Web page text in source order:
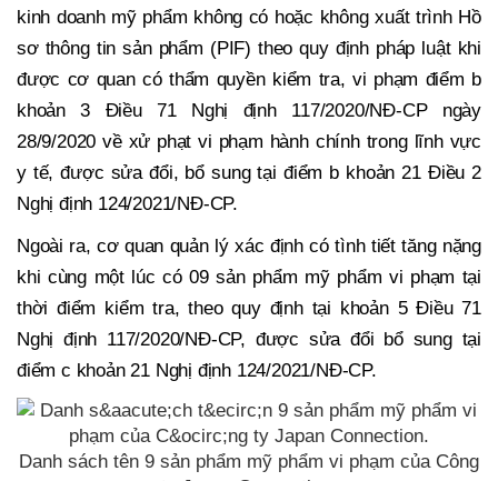
kinh doanh mỹ phẩm không có hoặc không xuất trình Hồ
sơ thông tin sản phẩm (PIF) theo quy định pháp luật khi
được cơ quan có thẩm quyền kiểm tra, vi phạm điểm b
khoản 3 Điều 71 Nghị định 117/2020/NĐ-CP ngày
28/9/2020 về xử phạt vi phạm hành chính trong lĩnh vực
y tế, được sửa đổi, bổ sung tại điểm b khoản 21 Điều 2
Nghị định 124/2021/NĐ-CP.
Ngoài ra, cơ quan quản lý xác định có tình tiết tăng nặng
khi cùng một lúc có 09 sản phẩm mỹ phẩm vi phạm tại
thời điểm kiểm tra, theo quy định tại khoản 5 Điều 71
Nghị định 117/2020/NĐ-CP, được sửa đổi bổ sung tại
điểm c khoản 21 Nghị định 124/2021/NĐ-CP.
Danh sách tên 9 sản phẩm mỹ phẩm vi phạm của Công